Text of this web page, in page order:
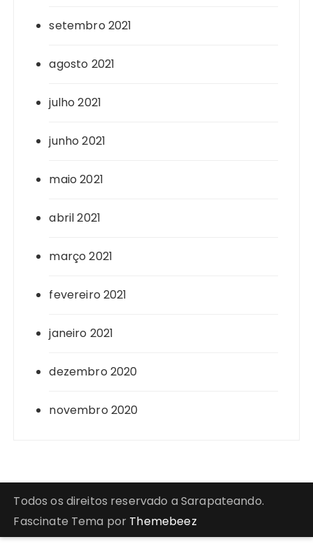
setembro 2021
agosto 2021
julho 2021
junho 2021
maio 2021
abril 2021
março 2021
fevereiro 2021
janeiro 2021
dezembro 2020
novembro 2020
Todos os direitos reservado a Sarapateando.
Fascinate Tema por Themebeez